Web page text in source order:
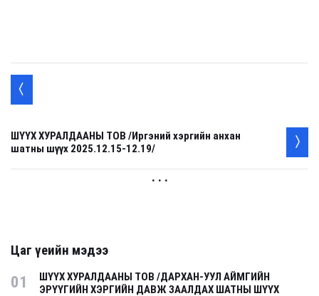
ШҮҮХ ХУРАЛДААНЫ ТОВ /Иргэний хэргийн анхан
шатны шүүх 2025.12.15-12.19/
. . .
Цаг үеийн мэдээ
01
ШҮҮХ ХУРАЛДААНЫ ТОВ /ДАРХАН-УУЛ АЙМГИЙН
ЭРҮҮГИЙН ХЭРГИЙН ДАВЖ ЗААЛДАХ ШАТНЫ ШҮҮХ